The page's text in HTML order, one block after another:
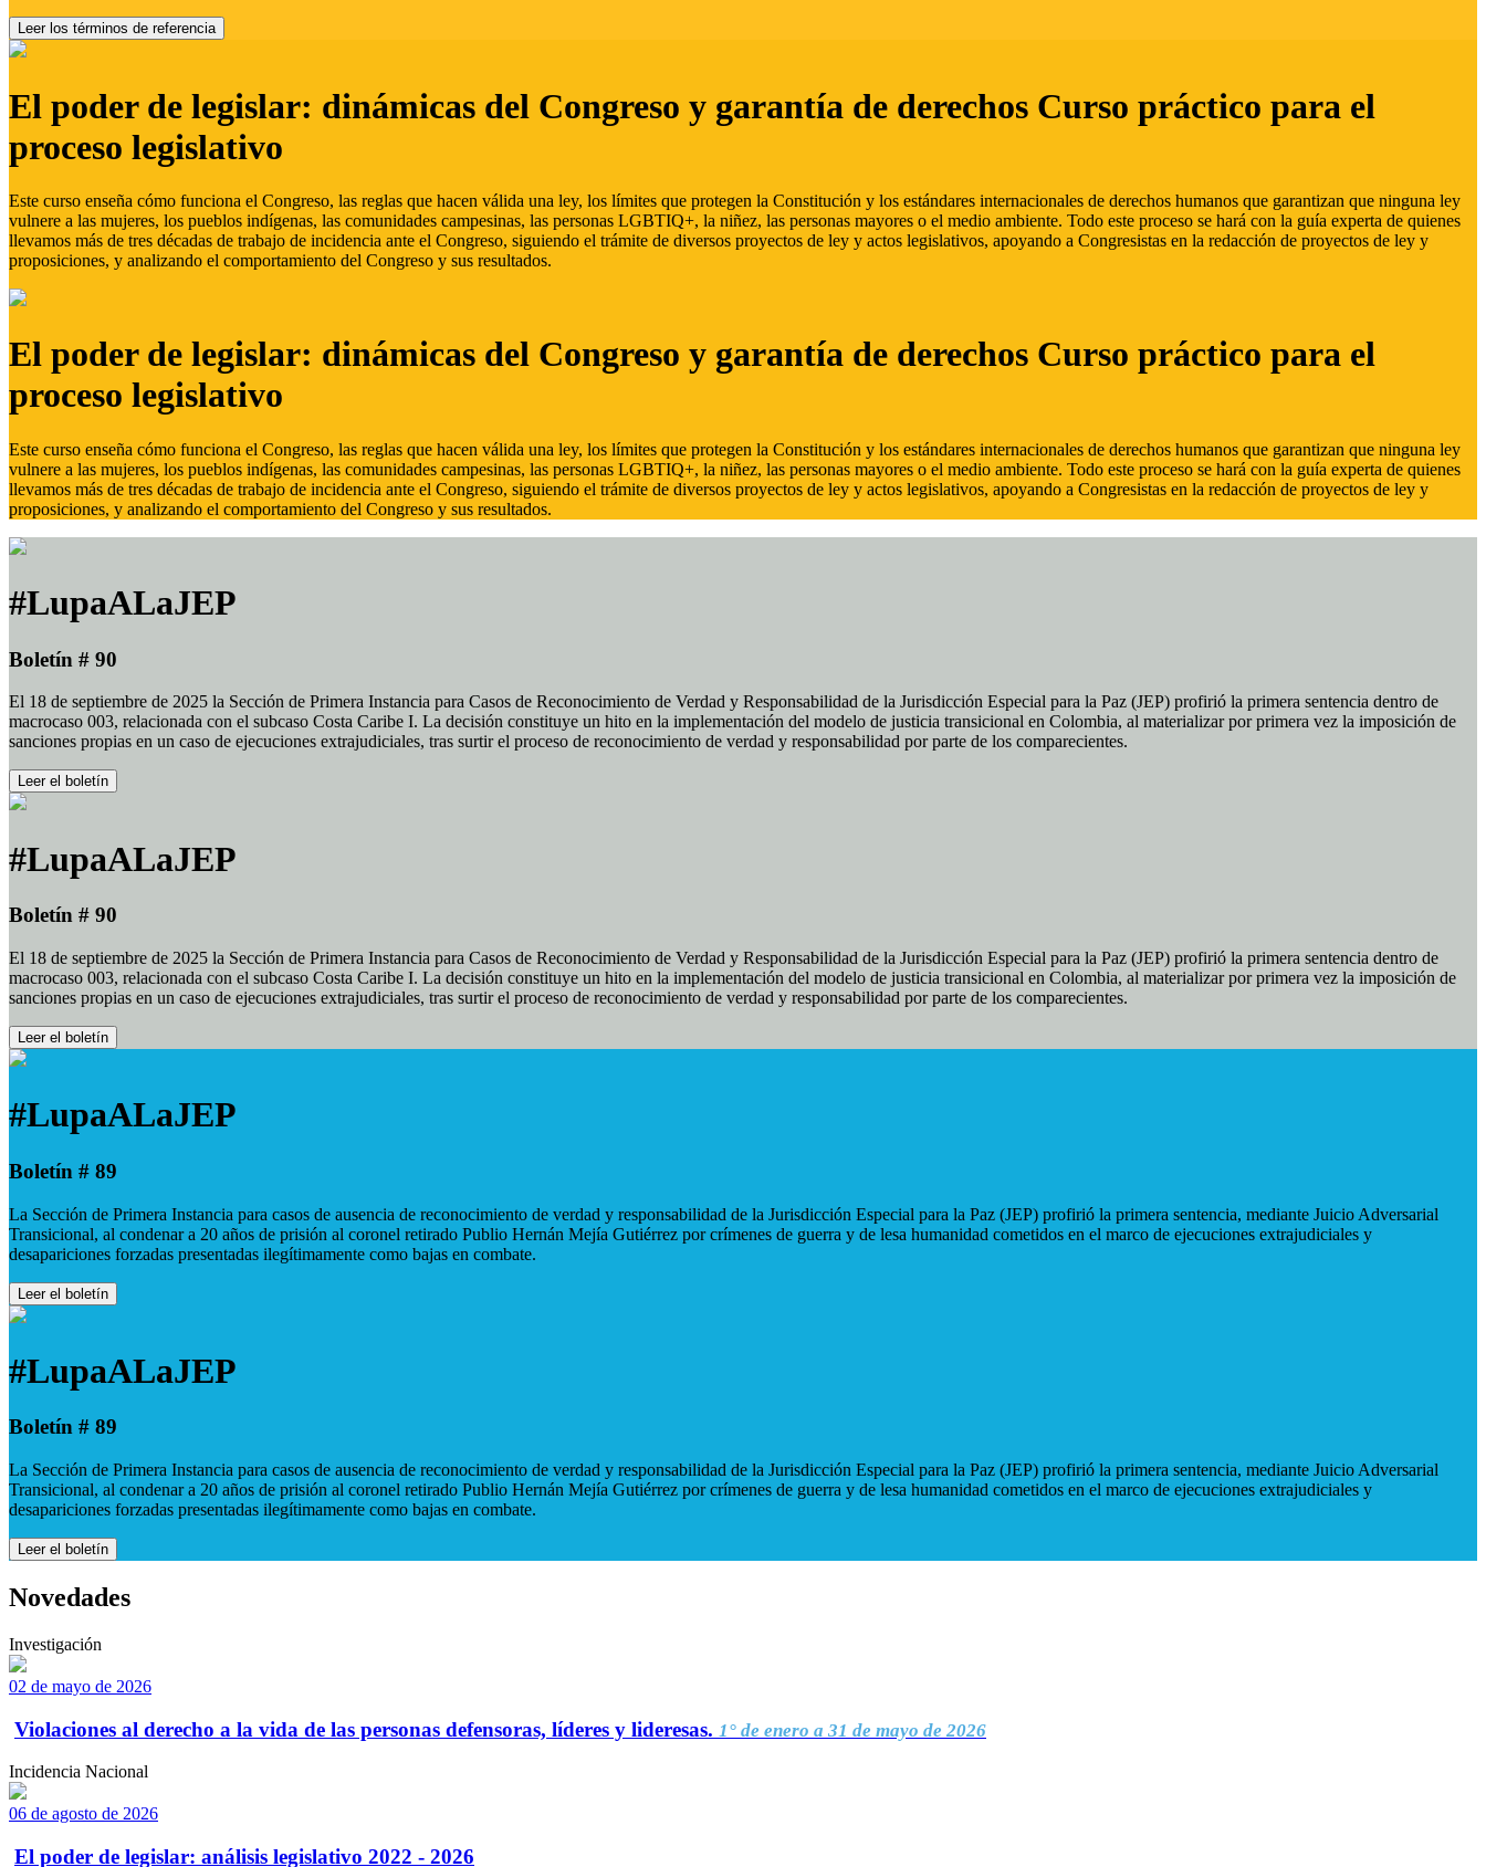
Leer los términos de referencia
El poder de legislar: dinámicas del Congreso y garantía de derechos Curso práctico para el
proceso legislativo
Este curso enseña cómo funciona el Congreso, las reglas que hacen válida una ley, los límites que protegen la Constitución y los estándares internacionales de derechos humanos que garantizan que ninguna ley
vulnere a las mujeres, los pueblos indígenas, las comunidades campesinas, las personas LGBTIQ+, la niñez, las personas mayores o el medio ambiente. Todo este proceso se hará con la guía experta de quienes
llevamos más de tres décadas de trabajo de incidencia ante el Congreso, siguiendo el trámite de diversos proyectos de ley y actos legislativos, apoyando a Congresistas en la redacción de proyectos de ley y
proposiciones, y analizando el comportamiento del Congreso y sus resultados.
El poder de legislar: dinámicas del Congreso y garantía de derechos Curso práctico para el
proceso legislativo
Este curso enseña cómo funciona el Congreso, las reglas que hacen válida una ley, los límites que protegen la Constitución y los estándares internacionales de derechos humanos que garantizan que ninguna ley
vulnere a las mujeres, los pueblos indígenas, las comunidades campesinas, las personas LGBTIQ+, la niñez, las personas mayores o el medio ambiente. Todo este proceso se hará con la guía experta de quienes
llevamos más de tres décadas de trabajo de incidencia ante el Congreso, siguiendo el trámite de diversos proyectos de ley y actos legislativos, apoyando a Congresistas en la redacción de proyectos de ley y
proposiciones, y analizando el comportamiento del Congreso y sus resultados.
#LupaALaJEP
Boletín # 90
El 18 de septiembre de 2025 la Sección de Primera Instancia para Casos de Reconocimiento de Verdad y Responsabilidad de la Jurisdicción Especial para la Paz (JEP) profirió la primera sentencia dentro de
macrocaso 003, relacionada con el subcaso Costa Caribe I. La decisión constituye un hito en la implementación del modelo de justicia transicional en Colombia, al materializar por primera vez la imposición de
sanciones propias en un caso de ejecuciones extrajudiciales, tras surtir el proceso de reconocimiento de verdad y responsabilidad por parte de los comparecientes.
Leer el boletín
#LupaALaJEP
Boletín # 90
El 18 de septiembre de 2025 la Sección de Primera Instancia para Casos de Reconocimiento de Verdad y Responsabilidad de la Jurisdicción Especial para la Paz (JEP) profirió la primera sentencia dentro de
macrocaso 003, relacionada con el subcaso Costa Caribe I. La decisión constituye un hito en la implementación del modelo de justicia transicional en Colombia, al materializar por primera vez la imposición de
sanciones propias en un caso de ejecuciones extrajudiciales, tras surtir el proceso de reconocimiento de verdad y responsabilidad por parte de los comparecientes.
Leer el boletín
#LupaALaJEP
Boletín # 89
La Sección de Primera Instancia para casos de ausencia de reconocimiento de verdad y responsabilidad de la Jurisdicción Especial para la Paz (JEP) profirió la primera sentencia, mediante Juicio Adversarial
Transicional, al condenar a 20 años de prisión al coronel retirado Publio Hernán Mejía Gutiérrez por crímenes de guerra y de lesa humanidad cometidos en el marco de ejecuciones extrajudiciales y
desapariciones forzadas presentadas ilegítimamente como bajas en combate.
Leer el boletín
#LupaALaJEP
Boletín # 89
La Sección de Primera Instancia para casos de ausencia de reconocimiento de verdad y responsabilidad de la Jurisdicción Especial para la Paz (JEP) profirió la primera sentencia, mediante Juicio Adversarial
Transicional, al condenar a 20 años de prisión al coronel retirado Publio Hernán Mejía Gutiérrez por crímenes de guerra y de lesa humanidad cometidos en el marco de ejecuciones extrajudiciales y
desapariciones forzadas presentadas ilegítimamente como bajas en combate.
Leer el boletín
Novedades
Investigación
02 de mayo de 2026
Violaciones al derecho a la vida de las personas defensoras, líderes y lideresas. 1° de enero a 31 de mayo de 2026
Incidencia Nacional
06 de agosto de 2026
El poder de legislar: análisis legislativo 2022 - 2026